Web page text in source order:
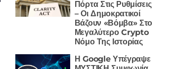
Πόρτα Στις Ρυθμίσεις
– Οι Δημοκρατικοί
Βάζουν «Βόμβα» Στο
Μεγαλύτερο Crypto
Νόμο Της Ιστορίας
Η Google Υπέγραψε